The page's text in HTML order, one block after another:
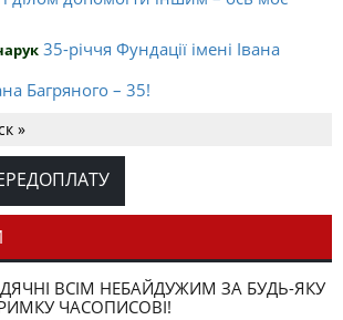
35-річчя Фундації імені Івана
Багряного – 35!
Слабошпицький
крові. Кілька уваг про Міхала
«Отамана Чайку» Івана Корсака
Елеонора Тун-Гогенштайн
Карпенко
зустрічі з Леонідом Кравчуком
»
ВСІМ НЕБАЙДУЖИМ ЗА БУДЬ-ЯКУ
ЧАСОПИСОВІ!